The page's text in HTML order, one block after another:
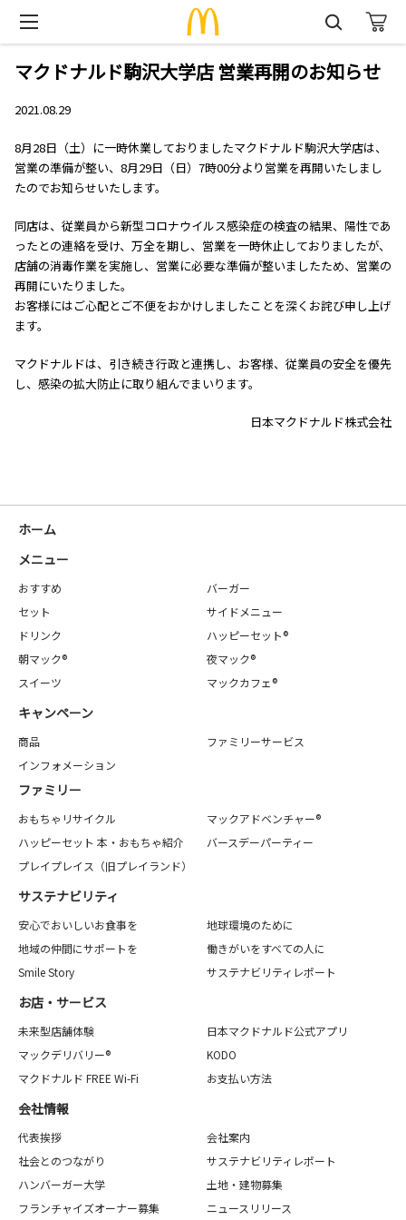
マクドナルド駒沢大学店 営業再開のお知らせ
2021.08.29
8月28日（土）に一時休業しておりましたマクドナルド駒沢大学店は、
営業の準備が整い、8月29日（日）7時00分より営業を再開いたしまし
たのでお知らせいたします。
同店は、従業員から新型コロナウイルス感染症の検査の結果、陽性であ
ったとの連絡を受け、万全を期し、営業を一時休止しておりましたが、
店舗の消毒作業を実施し、営業に必要な準備が整いましたため、営業の
再開にいたりました。
お客様にはご心配とご不便をおかけしましたことを深くお詫び申し上げ
ます。
マクドナルドは、引き続き行政と連携し、お客様、従業員の安全を優先
し、感染の拡大防止に取り組んでまいります。
日本マクドナルド株式会社
ホーム
メニュー
おすすめ
バーガー
セット
サイドメニュー
ドリンク
ハッピーセット®
朝マック®
夜マック®
スイーツ
マックカフェ®
キャンペーン
商品
ファミリーサービス
インフォメーション
ファミリー
おもちゃリサイクル
マックアドベンチャー®
ハッピーセット 本・おもちゃ紹介
バースデーパーティー
プレイプレイス（旧プレイランド）
サステナビリティ
安心でおいしいお食事を
地球環境のために
地域の仲間にサポートを
働きがいをすべての人に
Smile Story
サステナビリティレポート
お店・サービス
未来型店舗体験
日本マクドナルド公式アプリ
マックデリバリー®
KODO
マクドナルド FREE Wi-Fi
お支払い方法
会社情報
代表挨拶
会社案内
社会とのつながり
サステナビリティレポート
ハンバーガー大学
土地・建物募集
フランチャイズオーナー募集
ニュースリリース